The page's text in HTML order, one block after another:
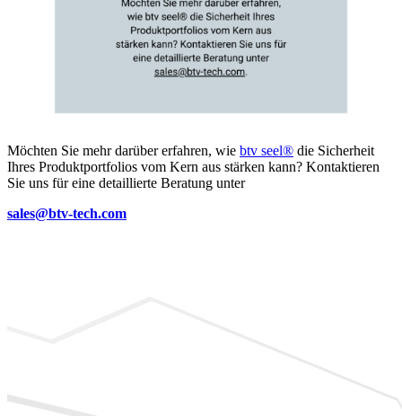
Möchten Sie mehr darüber erfahren, wie btv seel® die Sicherheit
Ihres Produktportfolios vom Kern aus stärken kann? Kontaktieren
Sie uns für eine detaillierte Beratung unter
sales@btv-tech.com